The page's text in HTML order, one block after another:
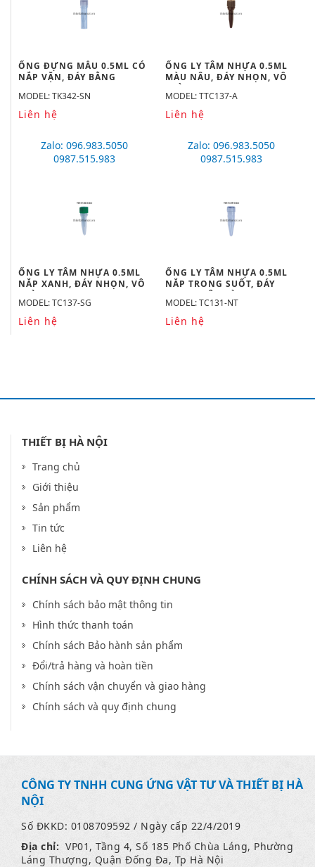
ỐNG ĐỰNG MẪU 0.5ML CÓ
NẮP VẶN, ĐÁY BẰNG
MODEL: TK342-SN
Liên hệ
ỐNG LY TÂM NHỰA 0.5ML
MÀU NÂU, ĐÁY NHỌN, VÔ
MODEL: TTC137-A
Liên hệ
Zalo: 096.983.5050
0987.515.983
ỐNG LY TÂM NHỰA 0.5ML
NẮP XANH, ĐÁY NHỌN, VÔ
MODEL: TC137-SG
Liên hệ
Zalo: 096.983.5050
0987.515.983
ỐNG LY TÂM NHỰA 0.5ML
NẮP TRONG SUỐT, ĐÁY
MODEL: TC131-NT
Liên hệ
THIẾT BỊ HÀ NỘI
Trang chủ
Giới thiệu
Sản phẩm
Tin tức
Liên hệ
CHÍNH SÁCH VÀ QUY ĐỊNH CHUNG
Chính sách bảo mật thông tin
Hình thức thanh toán
Chính sách Bảo hành sản phẩm
Đổi/trả hàng và hoàn tiền
Chính sách vận chuyển và giao hàng
Chính sách và quy định chung
CÔNG TY TNHH CUNG ỨNG VẬT TƯ VÀ THIẾT BỊ HÀ
NỘI
Số ĐKKD: 0108709592 / Ngày cấp 22/4/2019
Địa chỉ: VP01, Tầng 4, Số 185 Phố Chùa Láng, Phường
Láng Thượng, Quận Đống Đa, Tp Hà Nội